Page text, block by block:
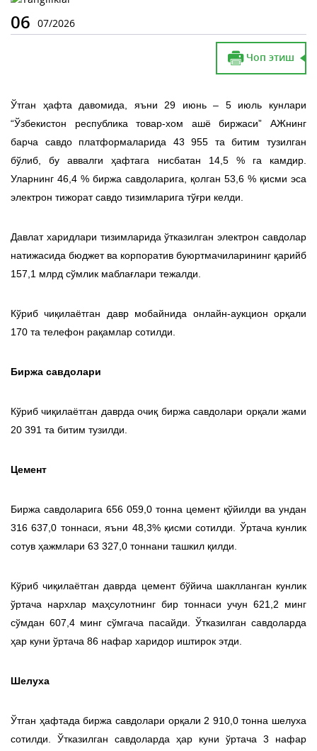
06 07/2026
Чоп этиш
Ўтган ҳафта давомида, яъни 29 июнь – 5 июль кунлари
“Ўзбекистон республика товар-хом ашё биржаси” АЖнинг
барча савдо платформаларида 43 955 та битим тузилган
бўлиб, бу аввалги ҳафтага нисбатан 14,5 % га камдир.
Уларнинг 46,4 % биржа савдоларига, қолган 53,6 % қисми эса
электрон тижорат савдо тизимларига тўғри келди.
Давлат харидлари тизимларида ўтказилган электрон савдолар
натижасида бюджет ва корпоратив буюртмачиларининг қарийб
157,1 млрд сўмлик маблағлари тежалди.
Кўриб чиқилаётган давр мобайнида онлайн-аукцион орқали
170 та телефон рақамлар сотилди.
Биржа савдолари
Кўриб чиқилаётган даврда очиқ биржа савдолари орқали жами
20 391 та битим тузилди.
Цемент
Биржа савдоларига 656 059,0 тонна цемент қўйилди ва ундан
316 637,0 тоннаси, яъни 48,3% қисми сотилди. Ўртача кунлик
сотув ҳажмлари 63 327,0 тоннани ташкил қилди.
Кўриб чиқилаётган даврда цемент бўйича шаклланган кунлик
ўртача нархлар маҳсулотнинг бир тоннаси учун 621,2 минг
сўмдан 607,4 минг сўмгача пасайди. Ўтказилган савдоларда
ҳар куни ўртача 86 нафар харидор иштирок этди.
Шелуха
Ўтган ҳафтада биржа савдолари орқали 2 910,0 тонна шелуха
сотилди. Ўтказилган савдоларда ҳар куни ўртача 3 нафар